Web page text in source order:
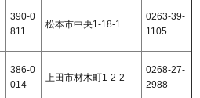
390-0
811
松本市中央1-18-1
0263-39-
1105
386-0
014
上田市材木町1-2-2
0268-27-
2988